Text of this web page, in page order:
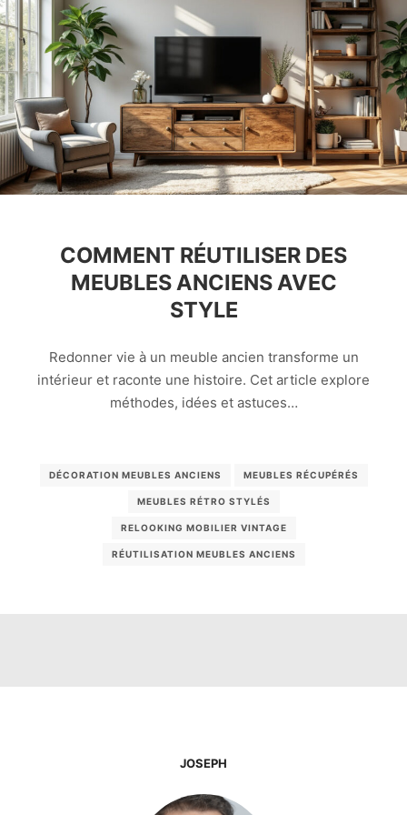
COMMENT RÉUTILISER DES
MEUBLES ANCIENS AVEC
STYLE
Redonner vie à un meuble ancien transforme un
intérieur et raconte une histoire. Cet article explore
méthodes, idées et astuces…
DÉCORATION MEUBLES ANCIENS MEUBLES RÉCUPÉRÉS
MEUBLES RÉTRO STYLÉS
RELOOKING MOBILIER VINTAGE
RÉUTILISATION MEUBLES ANCIENS
JOSEPH